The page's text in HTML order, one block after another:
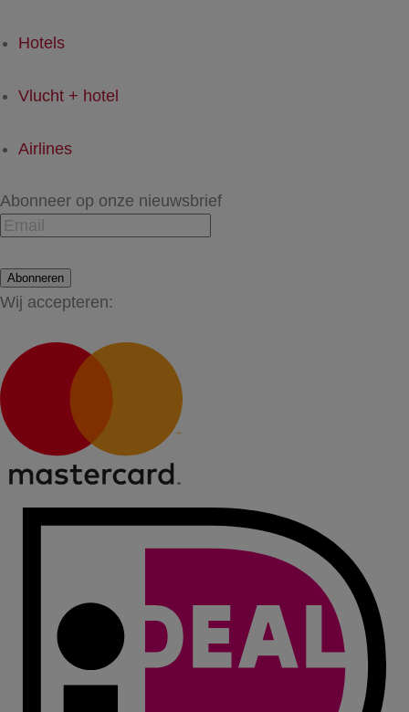
Hotels
Vlucht + hotel
Airlines
Abonneer op onze nieuwsbrief
Abonneren
Wij accepteren: